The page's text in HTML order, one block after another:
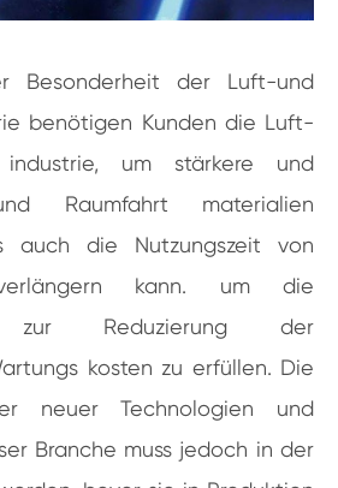
Besonderheit der Luft-und
benötigen Kunden die Luft-
um stärkere und
Raumfahrt materialien
auch die Nutzungszeit von
verlängern kann. um die
zur Reduzierung der
kosten zu erfüllen. Die
neuer Technologien und
Branche muss jedoch in der